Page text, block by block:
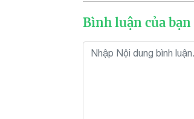
Bình luận của bạn